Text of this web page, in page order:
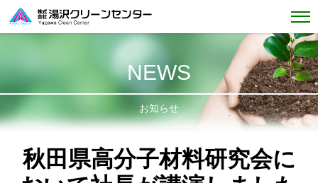
NEWS
お知らせ
秋田県高分子材料研究会に